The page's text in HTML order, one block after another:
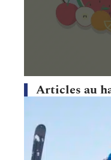
Articles au